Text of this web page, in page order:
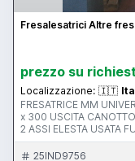
Fresalesatrici Altre
prezzo su
Localizzazione: 🇮🇹
FRESATRICE MM
x 300 USCITA
2 ASSI ELESTA USATA
25IND9756